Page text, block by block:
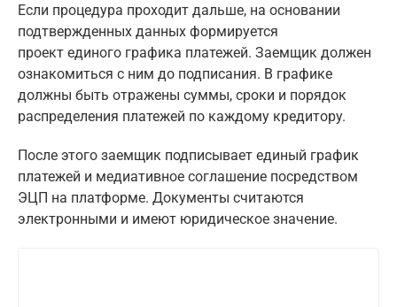
Если процедура проходит дальше, на основании
подтвержденных данных формируется
проект единого графика платежей. Заемщик должен
ознакомиться с ним до подписания. В графике
должны быть отражены суммы, сроки и порядок
распределения платежей по каждому кредитору.
После этого заемщик подписывает единый график
платежей и медиативное соглашение посредством
ЭЦП на платформе. Документы считаются
электронными и имеют юридическое значение.